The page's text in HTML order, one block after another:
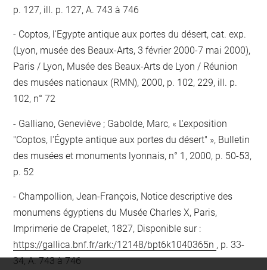
p. 127, ill. p. 127, A. 743 à 746
Coptos, l'Egypte antique aux portes du désert, cat. exp.
(Lyon, musée des Beaux-Arts, 3 février 2000-7 mai 2000),
Paris / Lyon, Musée des Beaux-Arts de Lyon / Réunion
des musées nationaux (RMN), 2000, p. 102, 229, ill. p.
102, n° 72
Galliano, Geneviève ; Gabolde, Marc, « L'exposition
"Coptos, l'Égypte antique aux portes du désert" », Bulletin
des musées et monuments lyonnais, n° 1, 2000, p. 50-53,
p. 52
Champollion, Jean-François, Notice descriptive des
monumens égyptiens du Musée Charles X, Paris,
Imprimerie de Crapelet, 1827, Disponible sur :
https://gallica.bnf.fr/ark:/12148/bpt6k1040365n , p. 33-
34, A. 743 à 746